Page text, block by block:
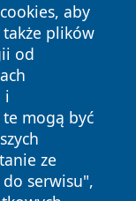
aby
także plików
od
i
te mogą być
ze
serwisu",
zastrzeżone.
Polityka
Cookies